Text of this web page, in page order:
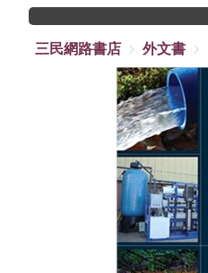
三民網路書店
外文書